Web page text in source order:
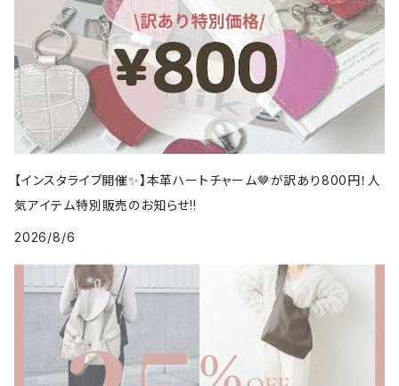
【インスタライブ開催✨】本革ハートチャーム🤎が訳あり800円！人
気アイテム特別販売のお知らせ!!
2026/8/6